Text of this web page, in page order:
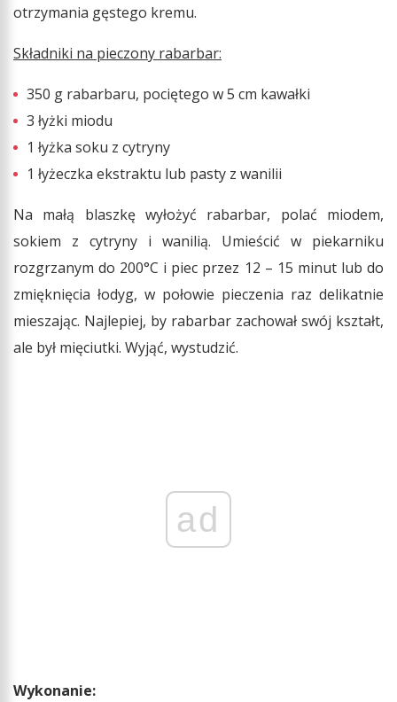
otrzymania gęstego kremu.
Składniki na pieczony rabarbar:
350 g rabarbaru, pociętego w 5 cm kawałki
3 łyżki miodu
1 łyżka soku z cytryny
1 łyżeczka ekstraktu lub pasty z wanilii
Na małą blaszkę wyłożyć rabarbar, polać miodem,
sokiem z cytryny i wanilią. Umieścić w piekarniku
rozgrzanym do 200°C i piec przez 12 – 15 minut lub do
zmięknięcia łodyg, w połowie pieczenia raz delikatnie
mieszając. Najlepiej, by rabarbar zachował swój kształt,
ale był mięciutki. Wyjąć, wystudzić.
ad
Wykonanie: